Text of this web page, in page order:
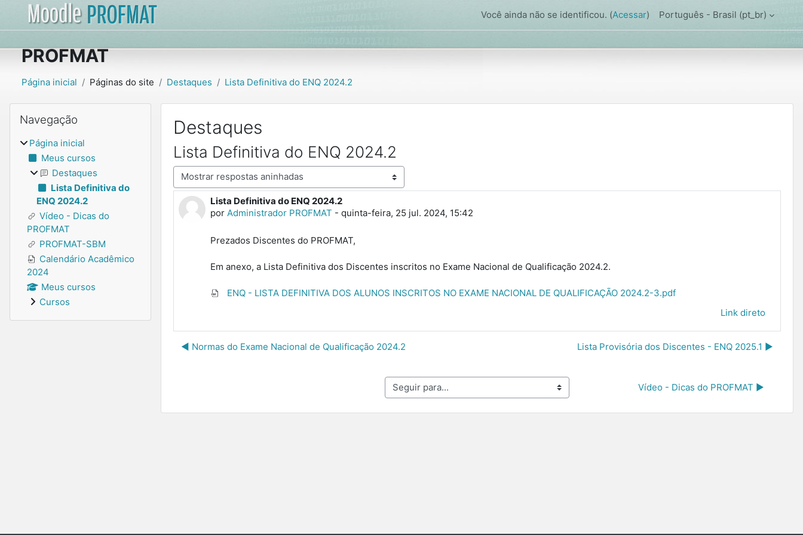
Ir para o conteúdo principal
Português - Brasil ‎(pt_br)‎
Você ainda não se identificou. (Acessar)
PROFMAT
Página inicial Páginas do site Destaques Lista Definitiva do ENQ 2024.2
Destaques
Lista Definitiva do ENQ 2024.2
Modo de visualização
Lista Definitiva do ENQ 2024.2
por Administrador PROFMAT - quinta-feira, 25 jul. 2024, 15:42
Número de respostas: 0
Prezados Discentes do PROFMAT,
Em anexo, a Lista Definitiva dos Discentes inscritos no Exame Nacional de Qualificação 2024.2.
ENQ - LISTA DEFINITIVA DOS ALUNOS INSCRITOS NO EXAME NACIONAL DE QUALIFICAÇÃO 2024.2-3.pdf
Link direto
◀︎ Normas do Exame Nacional de Qualificação 2024.2 Lista Provisória dos Discentes - ENQ 2025.1 ▶︎
Seguir para... Vídeo - Dicas do PROFMAT ▶︎
Blocos
Navegação
Página inicial
Meus cursos
Destaques
Lista Definitiva do
ENQ 2024.2
Vídeo - Dicas do
PROFMAT
PROFMAT-SBM
Calendário Acadêmico
2024
Meus cursos
Cursos